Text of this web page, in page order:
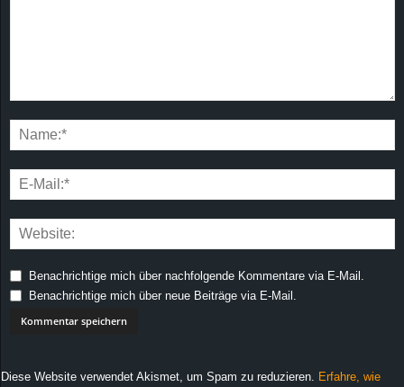
Benachrichtige mich über nachfolgende Kommentare via E-Mail.
Benachrichtige mich über neue Beiträge via E-Mail.
Diese Website verwendet Akismet, um Spam zu reduzieren. Erfahre, wie